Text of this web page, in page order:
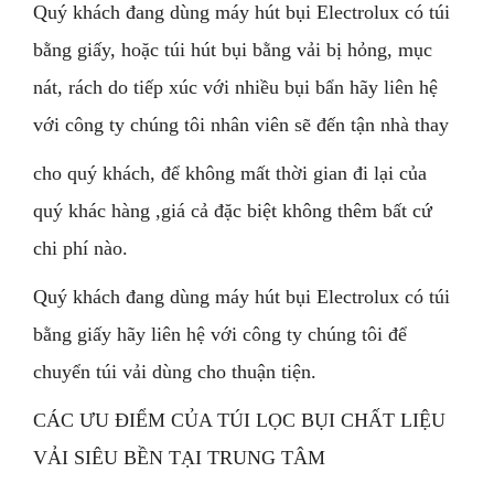
Quý khách đang dùng máy hút bụi Electrolux có túi
bằng giấy, hoặc túi hút bụi bằng vải bị hỏng, mục
nát, rách do tiếp xúc với nhiều bụi bẩn hãy liên hệ
với công ty chúng tôi nhân viên sẽ đến tận nhà thay
cho quý khách, để không mất thời gian đi lại của
quý khác hàng ,giá cả đặc biệt không thêm bất cứ
chi phí nào.
Quý khách đang dùng máy hút bụi Electrolux có túi
bằng giấy hãy liên hệ với công ty chúng tôi để
chuyển túi vải dùng cho thuận tiện.
CÁC ƯU ĐIỂM CỦA TÚI LỌC BỤI CHẤT LIỆU
VẢI SIÊU BỀN TẠI TRUNG TÂM